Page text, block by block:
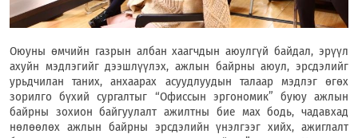
Оюуны өмчийн газрын албан хаагчдын аюулгүй байдал, эрүүл
ахуйн мэдлэгийг дээшлүүлэх, ажлын байрны аюул, эрсдэлийг
урьдчилан таних, анхаарах асуудлуудын талаар мэдлэг өгөх
зорилго бүхий сургалтыг “Офиссын эргономик” буюу ажлын
байрны зохион байгуулалт ажилтны бие мах бодь, чадавхад
нөлөөлөх ажлын байрны эрсдэлийн үнэлгээг хийх, ажиглалт